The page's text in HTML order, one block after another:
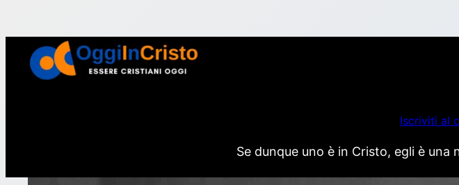
al
contenuto
Iscriviti al
Se dunque uno è in Cristo, egli è una